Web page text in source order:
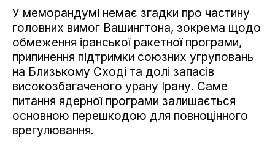
У меморандумі немає згадки про частину
головних вимог Вашингтона, зокрема щодо
обмеження іранської ракетної програми,
припинення підтримки союзних угруповань
на Близькому Сході та долі запасів
високозбагаченого урану Ірану. Саме
питання ядерної програми залишається
основною перешкодою для повноцінного
врегулювання.